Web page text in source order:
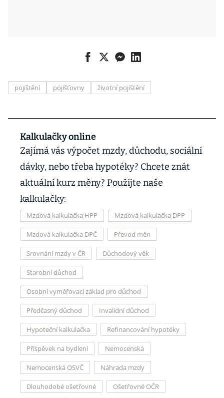
pojištění pojišťovny životní pojištění
Kalkulačky online
Zajímá vás výpočet mzdy, důchodu, sociální
dávky, nebo třeba hypotéky? Chcete znát
aktuální kurz měny? Použijte naše
kalkulačky:
Mzdová kalkulačka HPP Mzdová kalkulačka DPP
Mzdová kalkulačka DPČ Převod měn
Srovnání mzdy v ČR Důchodový věk
Starobní důchod
Osobní vyměřovací základ pro důchod
Předčasný důchod Invalidní důchod
Hypoteční kalkulačka Refinancování hypotéky
Příspěvek na bydlení Nemocenská
Nemocenská OSVČ Náhrada mzdy
Dlouhodobé ošetřovné Ošetřovné OČR